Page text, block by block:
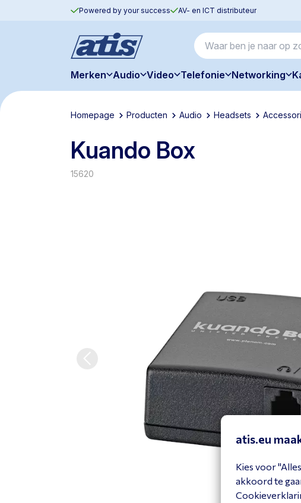
Powered by your success AV- en ICT distributeur
Merken Audio Video Telefonie Networking
Homepage Producten Audio Headsets
Kuando Box
15620
atis.eu
Kies voor
akkoord te